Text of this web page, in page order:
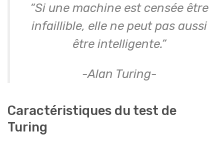
“Si une machine est censée être
infaillible, elle ne peut pas aussi
être intelligente.”
-Alan Turing-
Caractéristiques du test de
Turing